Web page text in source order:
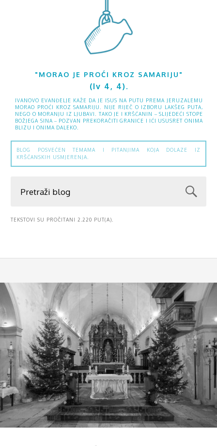
"MORAO JE PROĆI KROZ SAMARIJU"
(Iv 4, 4).
IVANOVO EVANĐELJE KAŽE DA JE ISUS NA PUTU PREMA JERUZALEMU
MORAO PROĆI KROZ SAMARIJU. NIJE RIJEČ O IZBORU LAKŠEG PUTA,
NEGO O MORANJU IZ LJUBAVI. TAKO JE I KRŠĆANIN – SLIJEDEĆI STOPE
BOŽJEGA SINA – POZVAN PREKORAČITI GRANICE I IĆI USUSRET ONIMA
BLIZU I ONIMA DALEKO.
BLOG POSVEĆEN TEMAMA I PITANJIMA KOJA DOLAZE IZ
KRŠĆANSKIH USMJERENJA.
TEKSTOVI SU PROČITANI 2.220 PUT(A).
MENU